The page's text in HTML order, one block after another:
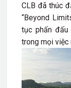
CLB đã thúc
“Beyond
tục phấn
trong mọi việc